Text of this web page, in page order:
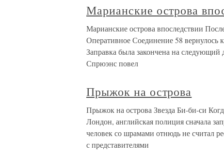
Марианские острова
Марианские острова впоследствии
Оперативное Соединение 58 вернулось
Заправка была закончена на следующий
Спрюэнс повел
Прыжок на острова
Прыжок на острова Звезда Би-би-си
Лондон, английская полиция сначала
человек со шрамами отнюдь не считал
с представителями